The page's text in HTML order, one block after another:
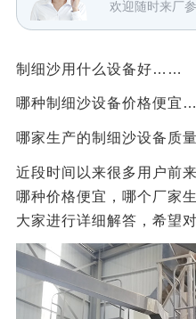
欢迎随时来厂
制细沙用什么设备好……
哪种制细沙设备价格便宜
哪家生产的制细沙设备质
近段时间以来很多用户前
哪种价格便宜，哪个厂家
大家进行详细解答，希望